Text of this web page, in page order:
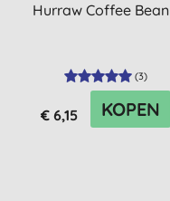
Hurraw Coffee Bean
(3)
€ 6,15 KOPEN